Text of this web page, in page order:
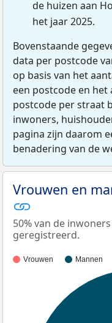
de huizen aan
het jaar 2025.
Bovenstaande
data per postcode
op basis van het
een postcode en
postcode per straat
inwoners,
pagina zijn daarom
benadering van de
Vrouwen en
50% van de
geregistreerd.
Vrouwen Mannen